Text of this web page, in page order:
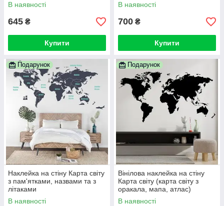
В наявності
645 ₴
Купити
В наявності
700 ₴
Купити
Подарунок
Наклейка на стіну Карта світу
з пам'ятками, назвами та з
літаками
В наявності
Подарунок
Вінілова наклейка на стіну
Карта світу (карта світу з
оракала, мапа, атлас)
В наявності